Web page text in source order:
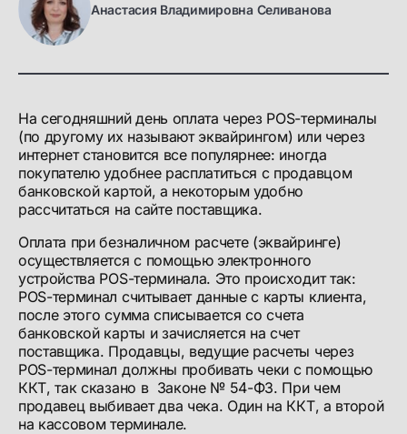
На сегодняшний день оплата через POS-терминалы
(по другому их называют эквайрингом) или через
интернет становится все популярнее: иногда
покупателю удобнее расплатиться с продавцом
банковской картой, а некоторым удобно
рассчитаться на сайте поставщика.
Оплата при безналичном расчете (эквайринге)
осуществляется с помощью электронного
устройства POS-терминала. Это происходит так:
POS-терминал считывает данные с карты клиента,
после этого сумма списывается со счета
банковской карты и зачисляется на счет
поставщика. Продавцы, ведущие расчеты через
POS-терминал должны пробивать чеки с помощью
ККТ, так сказано в Законе № 54-ФЗ. При чем
продавец выбивает два чека. Один на ККТ, а второй
на кассовом терминале.
Анастасия Владимировна Селиванова